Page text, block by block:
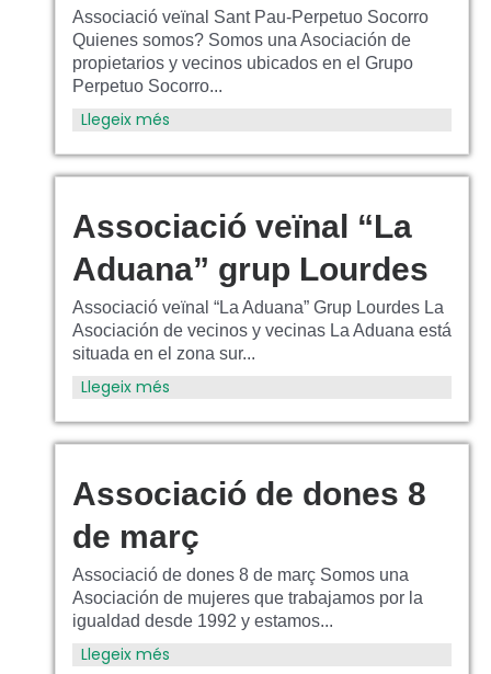
Associació veïnal Sant Pau-Perpetuo Socorro
Quienes somos? Somos una Asociación de
propietarios y vecinos ubicados en el Grupo
Perpetuo Socorro...
Llegeix més
Associació veïnal “La
Aduana” grup Lourdes
Associació veïnal “La Aduana” Grup Lourdes La
Asociación de vecinos y vecinas La Aduana está
situada en el zona sur...
Llegeix més
Associació de dones 8
de març
Associació de dones 8 de març Somos una
Asociación de mujeres que trabajamos por la
igualdad desde 1992 y estamos...
Llegeix més